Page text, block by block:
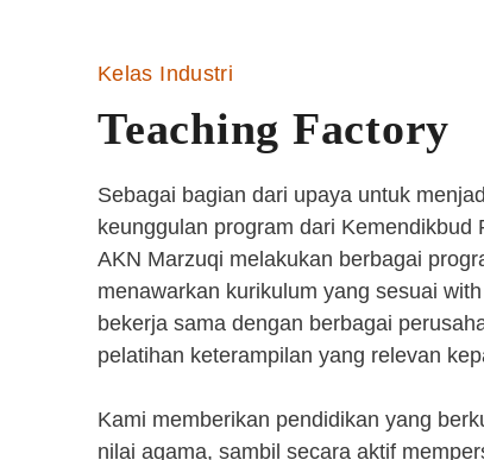
Kelas Industri
Teaching Factory
Sebagai bagian dari upaya untuk
keunggulan program dari Kemendikbud
AKN Marzuqi melakukan berbagai
menawarkan kurikulum yang sesuai
bekerja sama dengan berbagai
pelatihan keterampilan yang relevan
Kami memberikan pendidikan yang
nilai agama, sambil secara aktif